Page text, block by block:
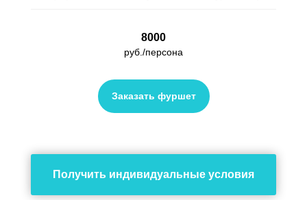
8000
руб./персона
Заказать фуршет
Получить индивидуальные условия